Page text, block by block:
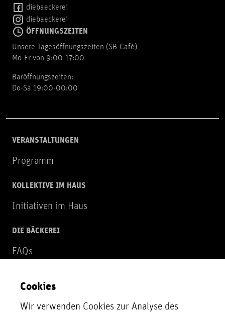
diebaeckerei
diebaeckerei
ÖFFNUNGSZEITEN
Unsere Tagesöffnungszeiten (SB-Cafè)
Mo-Fr von 9:00-17:00
Baröffnungszeiten:
Do-Sa 19:00-00:00
VERANSTALTUNGEN
Programm
KOLLEKTIVE IM HAUS
Initiativen im Haus
DIE BÄCKEREI
FAQs
NEWSLETTER
Zur Newsletter Anmeldung
Cookies
Wir verwenden Cookies zur Analyse des